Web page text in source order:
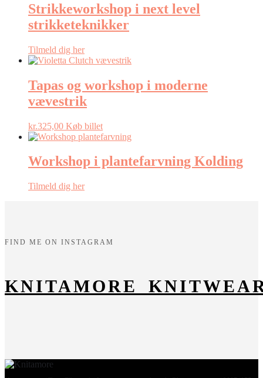
Strikkeworkshop i next level
strikketeknikker
Tilmeld dig her
Tapas og workshop i moderne
vævestrik
kr.325,00 Køb billet
Workshop i plantefarvning Kolding
Tilmeld dig her
FIND ME ON INSTAGRAM